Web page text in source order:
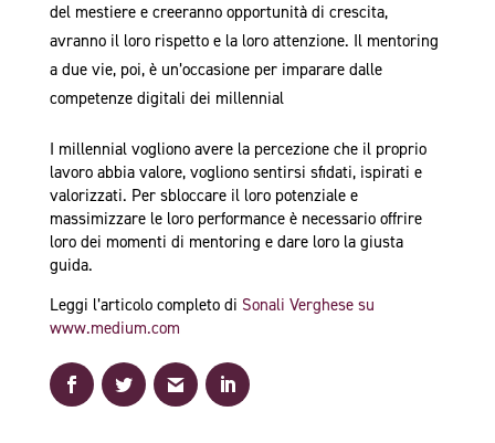
del mestiere e creeranno opportunità di crescita,
avranno il loro rispetto e la loro attenzione. Il mentoring
a due vie, poi, è un’occasione per imparare dalle
competenze digitali dei millennial
I millennial vogliono avere la percezione che il proprio
lavoro abbia valore, vogliono sentirsi sfidati, ispirati e
valorizzati. Per sbloccare il loro potenziale e
massimizzare le loro performance è necessario offrire
loro dei momenti di mentoring e dare loro la giusta
guida.
Leggi l’articolo completo di Sonali Verghese su
www.medium.com